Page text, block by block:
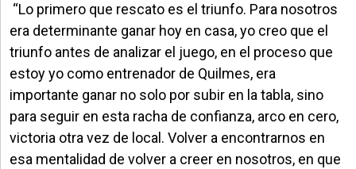
“Lo primero que rescato es el triunfo. Para nosotros
era determinante ganar hoy en casa, yo creo que el
triunfo antes de analizar el juego, en el proceso que
estoy yo como entrenador de Quilmes, era
importante ganar no solo por subir en la tabla, sino
para seguir en esta racha de confianza, arco en cero,
victoria otra vez de local. Volver a encontrarnos en
esa mentalidad de volver a creer en nosotros, en que